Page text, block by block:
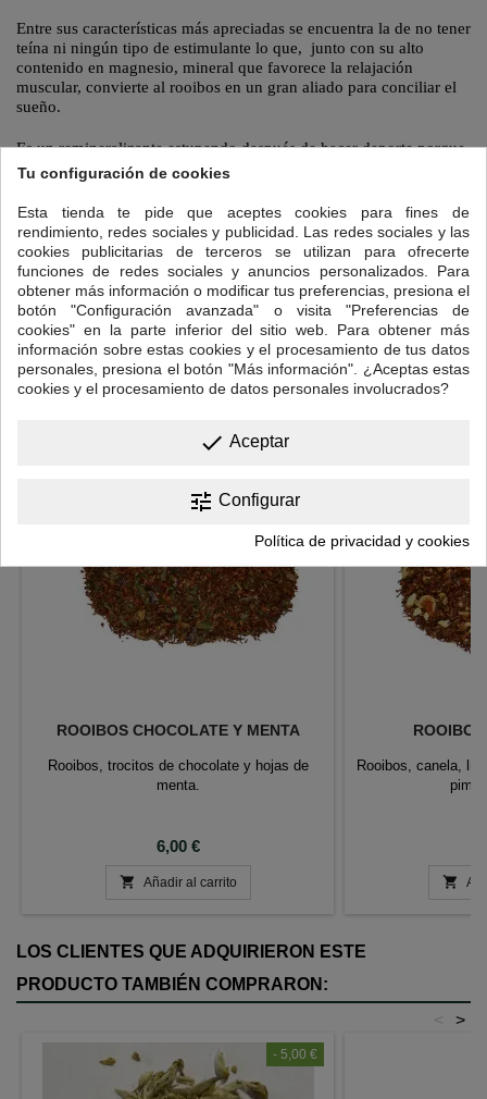
Entre sus características más apreciadas se encuentra la de no tener
teína ni ningún tipo de estimulante lo que, junto con su alto
contenido en magnesio, mineral que favorece la relajación
muscular, convierte al rooibos en un gran aliado para conciliar el
sueño.
Es un remineralizante estupendo después de hacer deporte porque
en su composición también hay una larga lista de sales minerales.
Para preparar tu taza de Morfeo:
Cantidad: una cucharadita de postre colmada.
Temperatura del agua: 95ºC
Tiempo de infusión:5 a 7 minutos.
16 OTROS PRODUCTOS EN LA MISMA CATEGORÍA:
ROOIBOS CHOCOLATE Y MENTA
Rooibos, trocitos de chocolate y hojas de
menta.
Precio
6,00 €
 Añadir al carrito
Rooibos, canela,

LOS CLIENTES QUE ADQUIRIERON ESTE
PRODUCTO TAMBIÉN COMPRARON:
>
<
- 5,00 €
Tu configuración de cookies
Esta tienda te pide que aceptes cookies para fines de
rendimiento, redes sociales y publicidad. Las redes sociales y las
cookies publicitarias de terceros se utilizan para ofrecerte
funciones de redes sociales y anuncios personalizados. Para
obtener más información o modificar tus preferencias, presiona el
botón "Configuración avanzada" o visita "Preferencias de
cookies" en la parte inferior del sitio web. Para obtener más
información sobre estas cookies y el procesamiento de tus datos
personales, presiona el botón "Más información". ¿Aceptas estas
cookies y el procesamiento de datos personales involucrados?
done Aceptar
tune Configurar
Política de privacidad y cookies